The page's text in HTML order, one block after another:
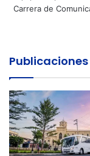
Carrera de